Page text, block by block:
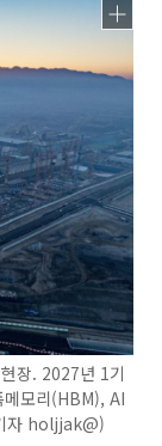
장. 2027년 1기
메모리(HBM), AI
자 holjjak@)